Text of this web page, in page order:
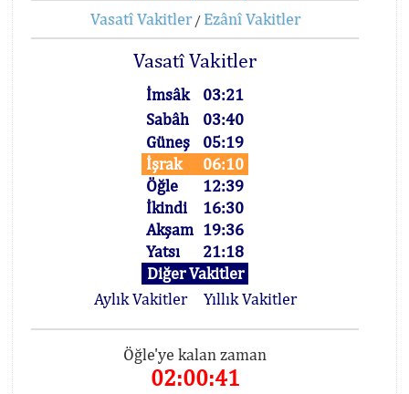
Vasatî Vakitler/ Ezânî Vakitler
Vasatî Vakitler
İmsâk
03:21
Sabâh
03:40
Güneş
05:19
İşrak
06:10
Öğle
12:39
İkindi
16:30
Akşam 19:36
Yatsı
21:18
Diğer Vakitler
Aylık Vakitler
Yıllık Vakitler
Öğle'ye kalan zaman
02:00:41